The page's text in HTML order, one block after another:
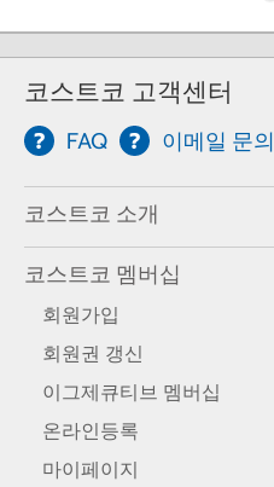
코스트코 고객센터
FAQ 이메일 문의
코스트코 소개
코스트코 멤버십
회원가입
회원권 갱신
이그제큐티브 멤버십
온라인등록
마이페이지